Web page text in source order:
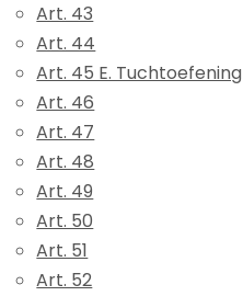
Art. 43
Art. 44
Art. 45 E. Tuchtoefening
Art. 46
Art. 47
Art. 48
Art. 49
Art. 50
Art. 51
Art. 52